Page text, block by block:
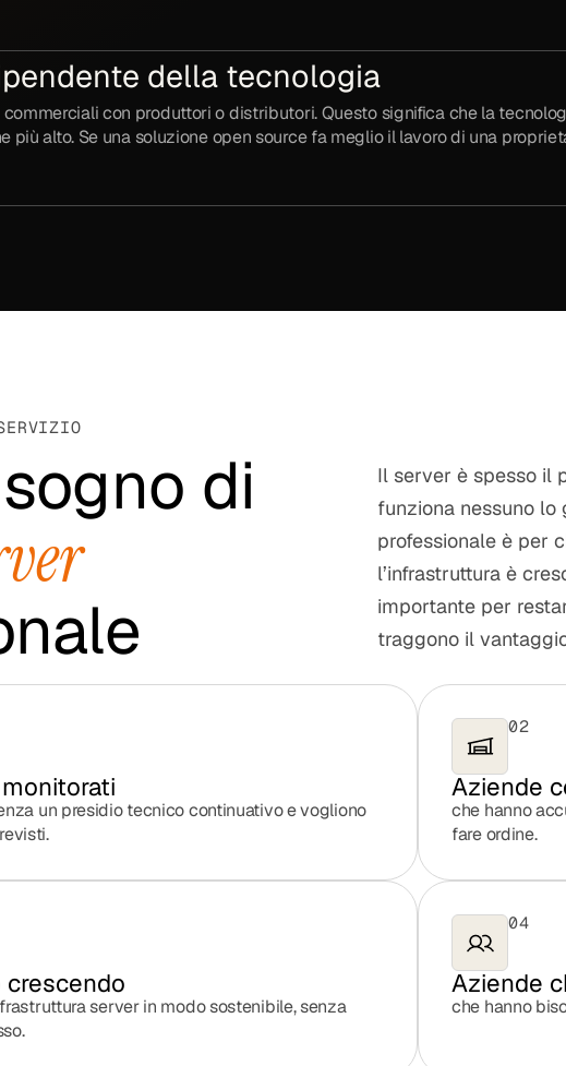
della tecnologia
con produttori o distributori. Questo significa che la
più alto. Se una soluzione open source fa meglio il lavoro di una
di
Il server è spesso il
funziona nessuno
professionale è per
l’infrastruttura è
importante per
traggono il
un presidio tecnico continuativo e vogliono
02
Aziende
che hanno
fare ordine.
server in modo sostenibile, senza
04
Aziende
che hanno